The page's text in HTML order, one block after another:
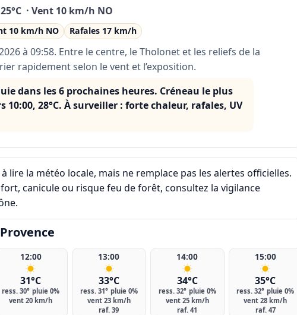
· Vent 10 km/h NO
10 km/h NO Rafales 17 km/h
à 09:58. Entre le centre, le Tholonet et les reliefs de la
rapidement selon le vent et l’exposition.
dans les 6 prochaines heures. Créneau le plus
28°C. À surveiller : forte chaleur, rafales, UV
lire la météo locale, mais ne remplace pas les alertes officielles.
fort, canicule ou risque feu de forêt, consultez lavigilance
.
12:00
31°C
ress. 30° pluie 0%
vent 20 km/h
13:00
33°C
ress. 31° pluie 0%
vent 23 km/h
raf. 39
14:00
34°C
ress. 32° pluie 0%
vent 25 km/h
raf. 41
15:00
35°C
ress. 32° pluie 0%
vent 28 km/h
raf. 47